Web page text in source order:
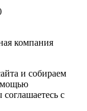
компания
и собираем
с